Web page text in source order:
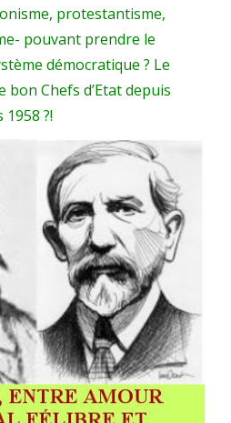
protestantisme,
pouvant prendre le
démocratique ? Le
bon Chefs d’Etat depuis
?!